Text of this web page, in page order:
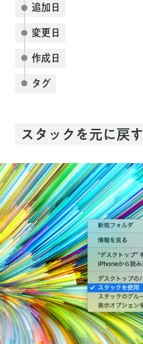
追加日
変更日
作成日
タグ
スタックを元に戻す